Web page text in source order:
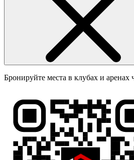
Бронируйте места в клубах и